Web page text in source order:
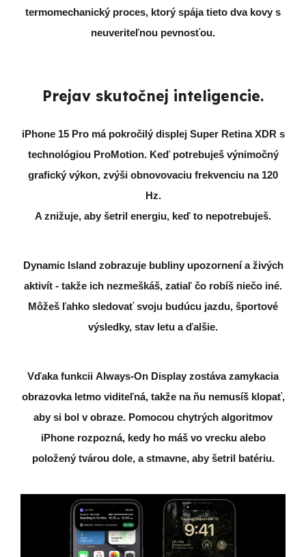
termomechanický proces, ktorý spája tieto dva kovy s
neuveriteľnou pevnosťou.
Prejav skutočnej inteligencie.
iPhone 15 Pro má pokročilý displej Super Retina XDR s
technológiou ProMotion. Keď potrebuješ výnimočný
grafický výkon, zvýši obnovovaciu frekvenciu na 120
Hz.
A znižuje, aby šetril energiu, keď to nepotrebuješ.
Dynamic Island zobrazuje bubliny upozornení a živých
aktivít - takže ich nezmeškáš, zatiaľ čo robíš niečo iné.
Môžeš ľahko sledovať svoju budúcu jazdu, športové
výsledky, stav letu a ďalšie.
Vďaka funkcii Always-On Display zostáva zamykacia
obrazovka letmo viditeľná, takže na ňu nemusíš klopať,
aby si bol v obraze. Pomocou chytrých algoritmov
iPhone rozpozná, kedy ho máš vo vrecku alebo
položený tvárou dole, a stmavne, aby šetril batériu.